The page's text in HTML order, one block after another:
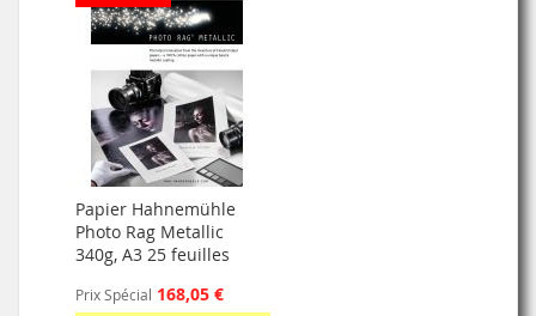
Papier Hahnemühle
Photo Rag Metallic
340g, A3 25 feuilles
Prix Spécial 168,05 €